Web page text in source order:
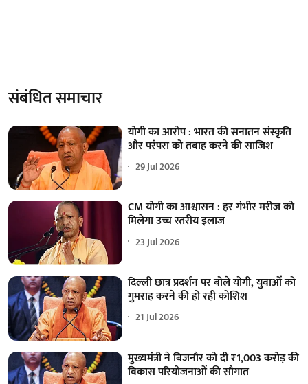
संबंधित समाचार
योगी का आरोप : भारत की सनातन संस्कृति
और परंपरा को तबाह करने की साजिश
29 Jul 2026
CM योगी का आश्वासन : हर गंभीर मरीज को
मिलेगा उच्च स्तरीय इलाज
23 Jul 2026
दिल्ली छात्र प्रदर्शन पर बोले योगी, युवाओं को
गुमराह करने की हो रही कोशिश
21 Jul 2026
मुख्यमंत्री ने बिजनौर को दी ₹1,003 करोड़ की
विकास परियोजनाओं की सौगात